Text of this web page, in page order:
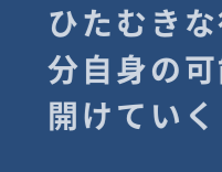
ひたむき
分自身の
開けてい